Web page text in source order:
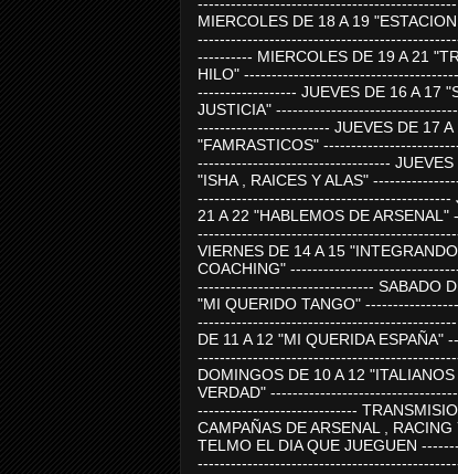
-----------------------------------------------
MIERCOLES DE 18 A 19
---------- MIERCOLES DE 19 A 21
HILO"
------------------ JUEVES DE 16 A 17
JUSTICIA"
------------------------ JUEVES DE 17 A
"FAMRASTICOS"
----------------------------------- JUEVES
"ISHA , RAICES Y ALAS"
----------------------------------------------
21 A 22 "HABLEMOS DE
VIERNES DE 14 A 15
COACHING"
-------------------------------- SABADO
"MI QUERIDO TANGO"
-----------------------------------------------
DE 11 A 12 "MI QUERIDA ESPAÑA"
DOMINGOS DE 10 A 12 "ITALIANOS
VERDAD"
-----------------------------
CAMPAÑAS DE ARSENAL , RACING
TELMO EL DIA QUE JUEGUEN